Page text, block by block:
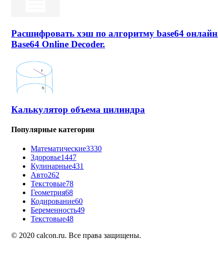
Расшифровать хэш по алгоритму base64
Base64 Online Decoder.
Калькулятор объема цилиндра
Популярные категории
Математические3330
Здоровье1447
Кулинарные431
Авто262
Текстовые78
Геометрия68
Кодирование60
Беременность49
Текстовые48
© 2020 calcon.ru. Все права защищены.